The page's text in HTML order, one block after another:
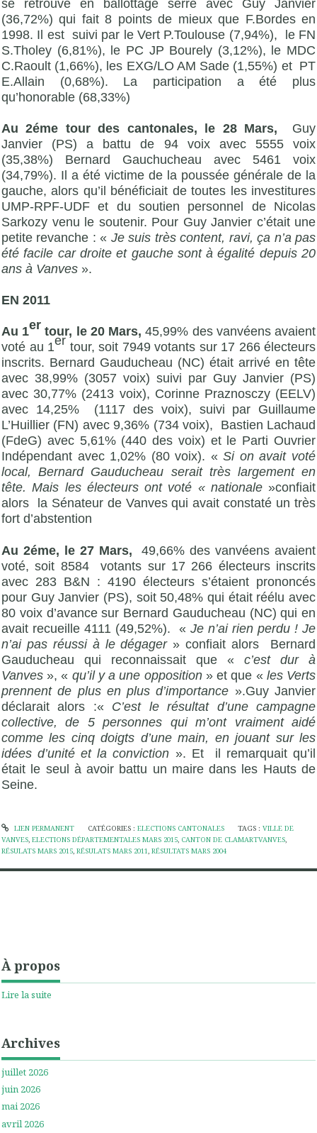
se retrouve en ballottage serré avec Guy Janvier
(36,72%) qui fait 8 points de mieux que F.Bordes en
1998. Il est suivi par le Vert P.Toulouse (7,94%), le FN
S.Tholey (6,81%), le PC JP Bourely (3,12%), le MDC
C.Raoult (1,66%), les EXG/LO AM Sade (1,55%) et PT
E.Allain (0,68%). La participation a été plus
qu’honorable (68,33%)
Au 2éme tour des cantonales, le 28 Mars, Guy
Janvier (PS) a battu de 94 voix avec 5555 voix
(35,38%) Bernard Gauchucheau avec 5461 voix
(34,79%). Il a été victime de la poussée générale de la
gauche, alors qu’il bénéficiait de toutes les investitures
UMP-RPF-UDF et du soutien personnel de Nicolas
Sarkozy venu le soutenir. Pour Guy Janvier c’était une
petite revanche : « Je suis très content, ravi, ça n’a pas
été facile car droite et gauche sont à égalité depuis 20
ans à Vanves ».
EN 2011
Au 1er tour, le 20 Mars,45,99% des vanvéens avaient
voté au 1er tour, soit 7949 votants sur 17 266 électeurs
inscrits. Bernard Gauducheau (NC) était arrivé en tête
avec 38,99% (3057 voix) suivi par Guy Janvier (PS)
avec 30,77% (2413 voix), Corinne Praznosczy (EELV)
avec 14,25% (1117 des voix), suivi par Guillaume
L’Huillier (FN) avec 9,36% (734 voix), Bastien Lachaud
(FdeG) avec 5,61% (440 des voix) et le Parti Ouvrier
Indépendant avec 1,02% (80 voix). «Si on avait voté
local,Bernard Gauducheau serait très largement en
tête. Mais les électeurs ont voté « nationale»confiait
alors la Sénateur de Vanves qui avait constaté un très
fort d’abstention
Au 2éme, le 27 Mars,49,66% des vanvéens avaient
voté, soit 8584 votants sur 17 266 électeurs inscrits
avec 283 B&N : 4190 électeurs s’étaient prononcés
pour Guy Janvier (PS), soit 50,48% qui était réélu avec
80 voix d’avance sur Bernard Gauducheau (NC) qui en
avait recueille 4111 (49,52%). « Je n’ai rien perdu ! Je
n’ai pas réussi à le dégager » confiait alors Bernard
Gauducheau qui reconnaissait que « c’est dur à
Vanves », « qu’il y a une opposition » et que « les Verts
prennent de plus en plus d’importance ».Guy Janvier
déclarait alors :« C’est le résultat d’une campagne
collective, de 5 personnes qui m’ont vraiment aidé
comme les cinq doigts d’une main, en jouant sur les
idées d’unité et la conviction ». Et il remarquait qu’il
était le seul à avoir battu un maire dans les Hauts de
Seine.
LIEN PERMANENT CATÉGORIES : ELECTIONS CANTONALES TAGS :VILLE DE
VANVES, ELECTIONS DÉPARTEMENTALES MARS 2015, CANTON DE CLAMARTVANVES,
RÉSULATS MARS 2015, RÉSULATS MARS 2011, RÉSULTATS MARS 2004
À propos
Lire la suite
Archives
juillet 2026
juin 2026
mai 2026
avril 2026